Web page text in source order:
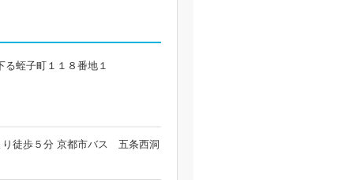
蛭子町１１８番地１
徒歩５分 京都市バス 五条西洞